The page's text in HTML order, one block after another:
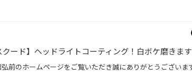
クード】ヘッドライトコーティング！白ボケ磨きます